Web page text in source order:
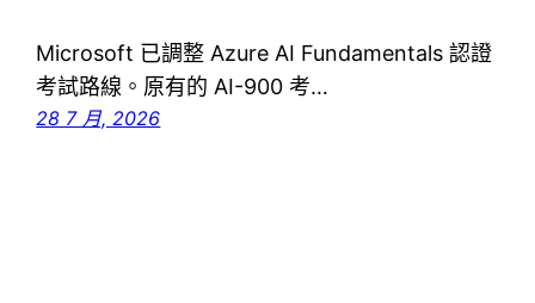
Microsoft 已調整 Azure AI Fundamentals 認證
考試路線。原有的 AI-900 考…
28 7 月, 2026